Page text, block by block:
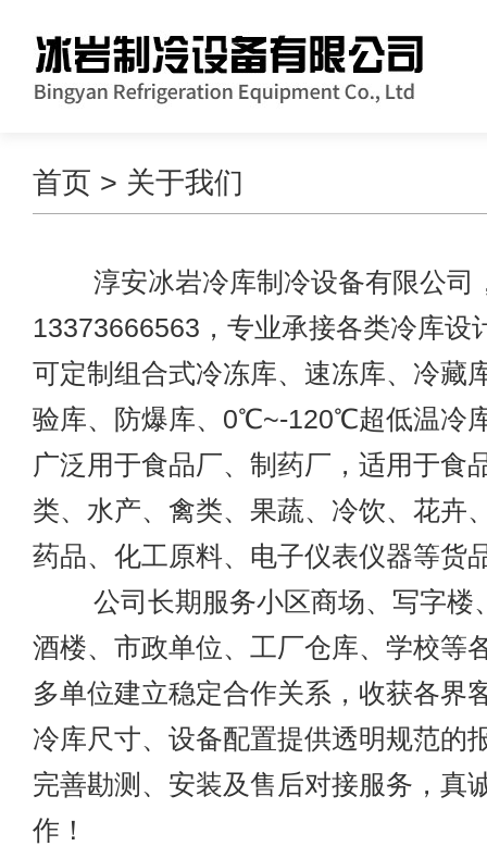
首页 > 关于我们
淳安冰岩冷库制冷设备有限公司
13373666563，专业承接各类冷库设
可定制组合式冷冻库、速冻库、冷藏
验库、防爆库、0℃~-120℃超低温冷
广泛用于食品厂、制药厂，适用于食
类、水产、禽类、果蔬、冷饮、花卉
药品、化工原料、电子仪表仪器等货
公司长期服务小区商场、写字楼
酒楼、市政单位、工厂仓库、学校等
多单位建立稳定合作关系，收获各界
冷库尺寸、设备配置提供透明规范的
完善勘测、安装及售后对接服务，真
作！